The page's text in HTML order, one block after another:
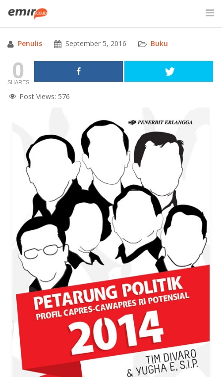
content
SITE SEARCH
Penulis September 5, 2016 Buku
0
SHARES
Post Views: 576